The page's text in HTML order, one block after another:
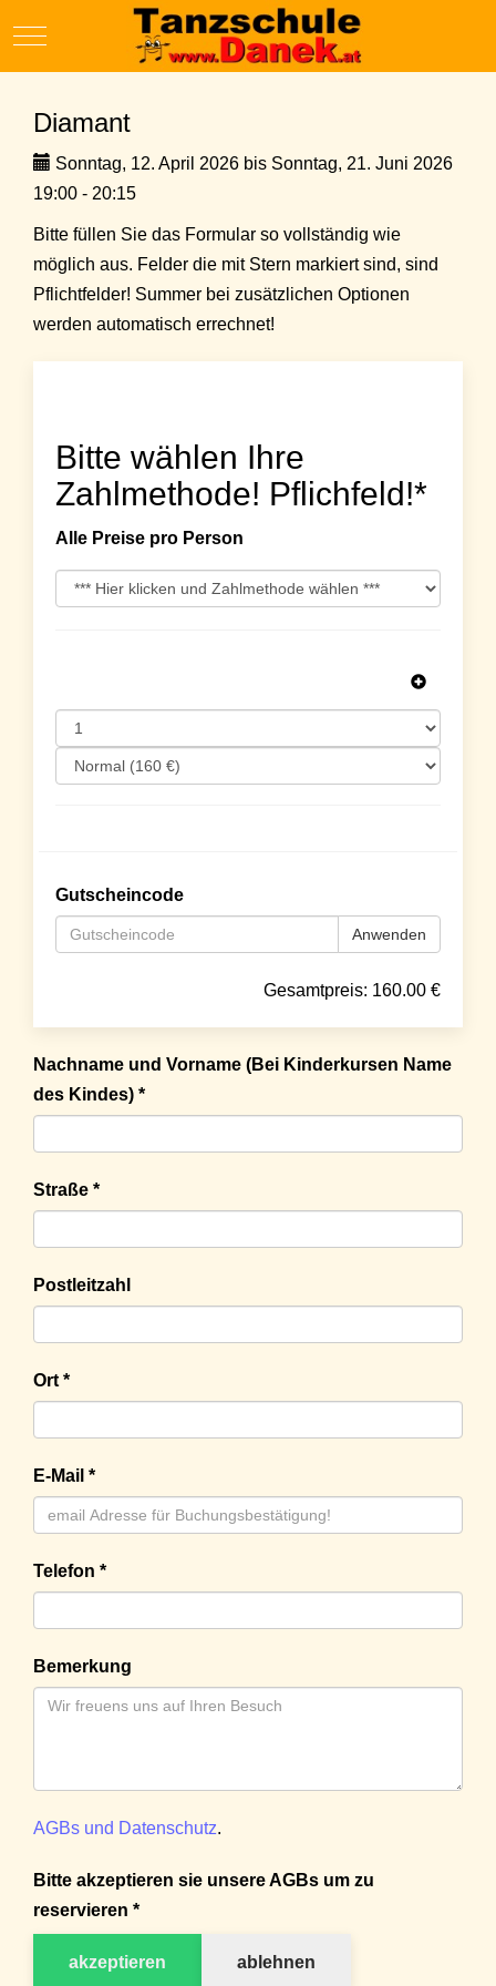
Mobile Menu Toggle
Diamant
Sonntag, 12. April 2026 bis Sonntag, 21. Juni 2026
19:00 - 20:15
Bitte füllen Sie das Formular so vollständig wie
möglich aus. Felder die mit Stern markiert sind, sind
Pflichtfelder! Summer bei zusätzlichen Optionen
werden automatisch errechnet!
Bitte wählen Ihre
Zahlmethode! Pflichfeld!*
Alle Preise pro Person
Gutscheincode
Anwenden
Gesamtpreis: 160.00 €
Nachname und Vorname (Bei Kinderkursen Name
des Kindes) *
Straße *
Postleitzahl
Ort *
E-Mail *
Telefon *
Bemerkung
AGBs und Datenschutz.
Bitte akzeptieren sie unsere AGBs um zu
reservieren *
akzeptieren ablehnen